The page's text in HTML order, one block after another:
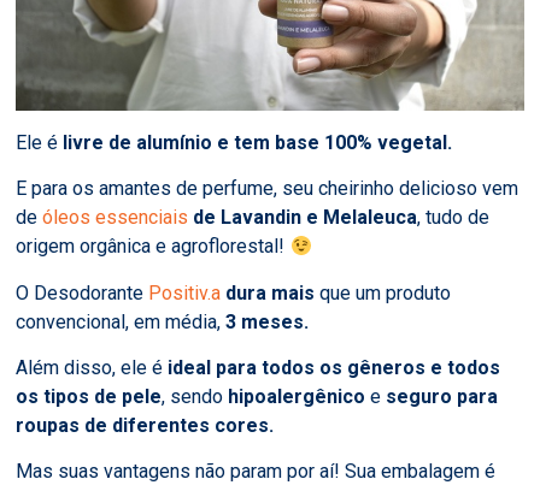
Ele é livre de alumínio e tem base 100% vegetal.
E para os amantes de perfume, seu cheirinho delicioso vem
deóleos essenciais de Lavandin e Melaleuca, tudo de
origem orgânica e agroflorestal!
O Desodorante Positiv.a dura mais que um produto
convencional, em média,3 meses.
Além disso, ele é ideal para todos os gêneros e todos
os tipos de pele, sendo hipoalergênico e seguro para
roupas de diferentes cores.
Mas suas vantagens não param por aí! Sua embalagem é